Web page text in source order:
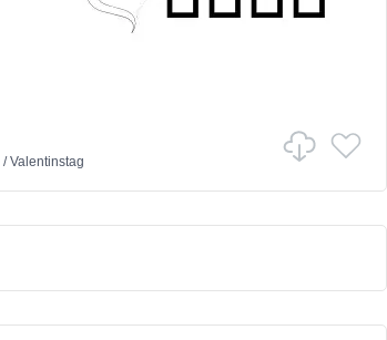
/Valentinstag